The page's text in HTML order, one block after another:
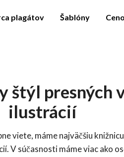
plagátov Šablóny
štýl presných
ilustrácií
viete, máme najväčšiu
V súčasnosti máme viac ako